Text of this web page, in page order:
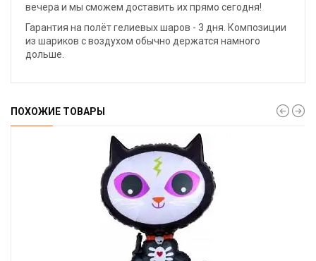
вечера и мы сможем доставить их прямо сегодня!
Гарантия на полёт гелиевых шаров - 3 дня. Композиции
из шариков с воздухом обычно держатся намного
дольше.
ПОХОЖИЕ ТОВАРЫ